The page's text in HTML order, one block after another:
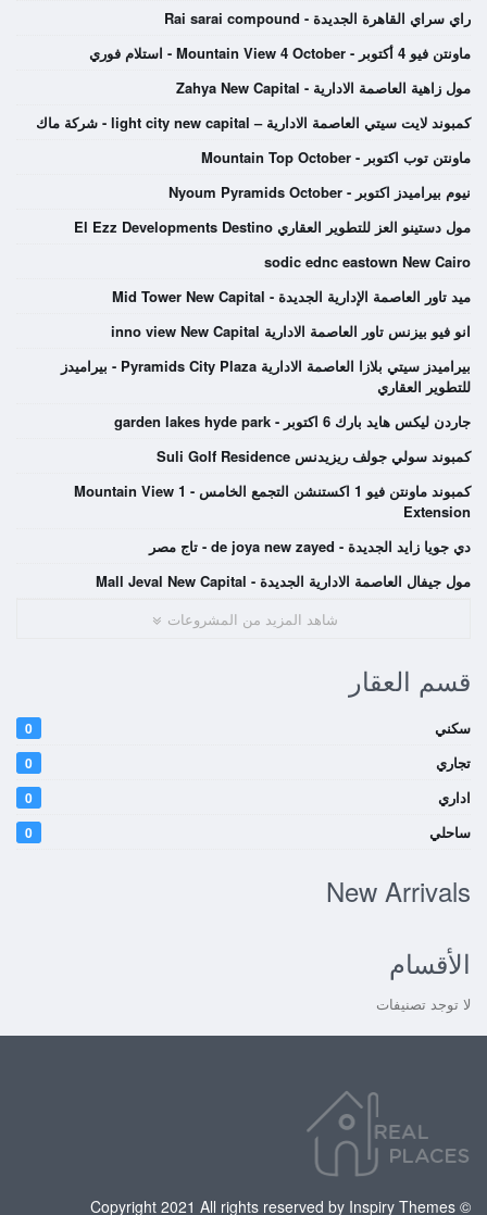
راي سراي القاهرة الجديدة - Rai sarai compound
ماونتن فيو 4 أكتوبر - Mountain View 4 October - استلام فوري
مول زاهية العاصمة الادارية - Zahya New Capital
كمبوند لايت سيتي العاصمة الادارية – light city new capital - شركة ماك
ماونتن توب اكتوبر - Mountain Top October
نيوم بيراميدز اكتوبر - Nyoum Pyramids October
مول دستينو العز للتطوير العقاري El Ezz Developments Destino
sodic ednc eastown New Cairo
ميد تاور العاصمة الإدارية الجديدة - Mid Tower New Capital
انو فيو بيزنس تاور العاصمة الادارية inno view New Capital
بيراميدز سيتي بلازا العاصمة الادارية Pyramids City Plaza - بيراميدز
للتطوير العقاري
جاردن ليكس هايد بارك 6 اكتوبر - garden lakes hyde park
كمبوند سولي جولف ريزيدنس Suli Golf Residence
كمبوند ماونتن فيو 1 اكستنشن التجمع الخامس - Mountain View 1
Extension
دي جويا زايد الجديدة - de joya new zayed - تاج مصر
مول جيفال العاصمة الادارية الجديدة - Mall Jeval New Capital
شاهد المزيد من المشروعات
قسم العقار
سكني 0
تجاري 0
اداري 0
ساحلي 0
New Arrivals
الأقسام
لا توجد تصنيفات
© Copyright 2021 All rights reserved by Inspiry Themes